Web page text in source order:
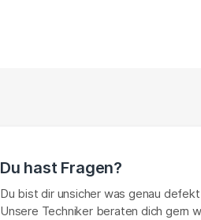
Du hast Fragen?
Du bist dir unsicher was genau
Unsere Techniker beraten dich gern